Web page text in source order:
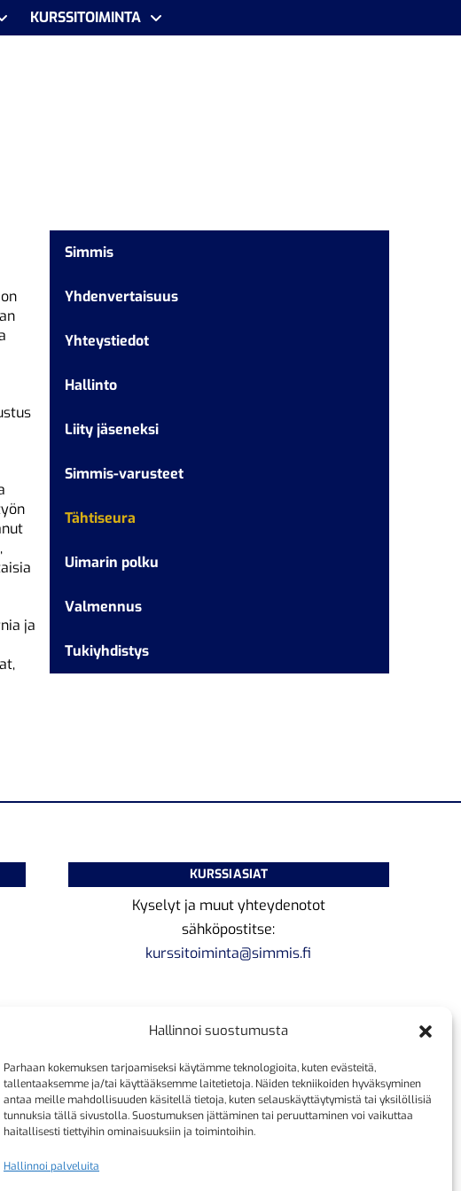
Hallinnoi suostumusta
Parhaan kokemuksen tarjoamiseksi käytämme teknologioita, kuten evästeitä,
tallentaaksemme ja/tai käyttääksemme laitetietoja. Näiden tekniikoiden hyväksyminen
antaa meille mahdollisuuden käsitellä tietoja, kuten selauskäyttäytymistä tai yksilöllisiä
tunnuksia tällä sivustolla. Suostumuksen jättäminen tai peruuttaminen voi vaikuttaa
haitallisesti tiettyihin ominaisuuksiin ja toimintoihin.
Hallinnoi palveluita
KURSSITOIMINTA
ja
Simmis
Yhdenvertaisuus
Yhteystiedot
Hallinto
Liity jäseneksi
Simmis-varusteet
Tähtiseura
Uimarin polku
Valmennus
Tukiyhdistys
KURSSIASIAT
Kyselyt ja muut yhteydenotot
sähköpostitse:
kurssitoiminta@simmis.fi